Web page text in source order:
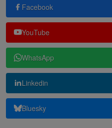
Facebook
YouTube
WhatsApp
Linkedin
Bluesky